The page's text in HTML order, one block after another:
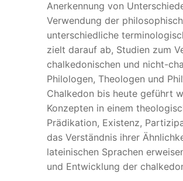
Anerkennung von
Verwendung der
unterschiedliche
zielt darauf ab, Studien zum
chalkedonischen und nicht-
Philologen, Theologen und
Chalkedon bis heute geführt
Konzepten in einem
Prädikation, Existenz,
das Verständnis ihrer
lateinischen Sprachen
und Entwicklung der